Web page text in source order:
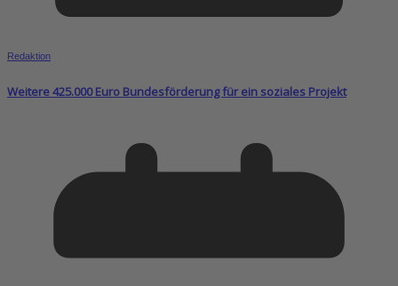
Redaktion
Weitere 425.000 Euro Bundesförderung für ein soziales Projekt